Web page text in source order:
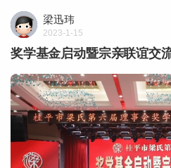
梁迅玮
2023-1-15
奖学基金启动暨宗亲联谊交